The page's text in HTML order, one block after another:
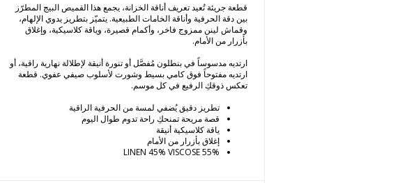
قطعة جريئة تُعيد تعريف أناقة الخزانة، يجمع هذا القميص البيج المطرّز
بين دقة الحرفية وأناقة الخامات الطبيعية. يتميّز بتطريز يدوي الإلهام،
وقماش لينن ممزوج فاخر، وأكمام قصيرة، وياقة كلاسيكية، وإغلاق
بأزرار من الأمام.
ارتديه مدسوساً في بنطلون مُفصَّل أو تنورة أنيقة لإطلالة نهارية راقية، أو
ارتديه مفتوحاً فوق كامي بسيط وشورت لأسلوب صيفي عفوي. قطعة
تعكس ذوقكِ الرفيع في كل موسم.
تطريز دقيق يُضفي لمسة من الحرفية الراقية
قصة مريحة تمنحكِ راحة تدوم طوال اليوم
ياقة كلاسيكية أنيقة
إغلاق بأزرار من الأمام
55% LINEN 45% VISCOSE